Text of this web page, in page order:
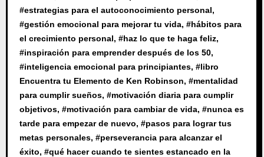
#estrategias para el autoconocimiento personal,
#gestión emocional para mejorar tu vida, #hábitos para
el crecimiento personal, #haz lo que te haga feliz,
#inspiración para emprender después de los 50,
#inteligencia emocional para principiantes, #libro
Encuentra tu Elemento de Ken Robinson, #mentalidad
para cumplir sueños, #motivación diaria para cumplir
objetivos, #motivación para cambiar de vida, #nunca es
tarde para empezar de nuevo, #pasos para lograr tus
metas personales, #perseverancia para alcanzar el
éxito, #qué hacer cuando te sientes estancado en la